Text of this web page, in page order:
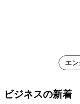
エ
ビジネスの新着